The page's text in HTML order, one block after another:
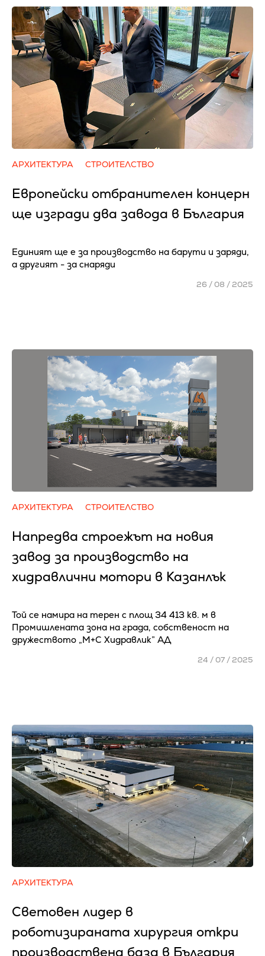
АРХИТЕКТУРА СТРОИТЕЛСТВО
Европейски отбранителен концерн
ще изгради два завода в България
Единият ще е за производство на барути и заряди,
а другият - за снаряди
26 / 08 / 2025
АРХИТЕКТУРА СТРОИТЕЛСТВО
Напредва строежът на новия
завод за производство на
хидравлични мотори в Казанлък
Той се намира на терен с площ 34 413 кв. м в
Промишлената зона на града, собственост на
дружеството „М+С Хидравлик” АД
24 / 07 / 2025
АРХИТЕКТУРА
Световен лидер в
роботизираната хирургия откри
производствена база в България